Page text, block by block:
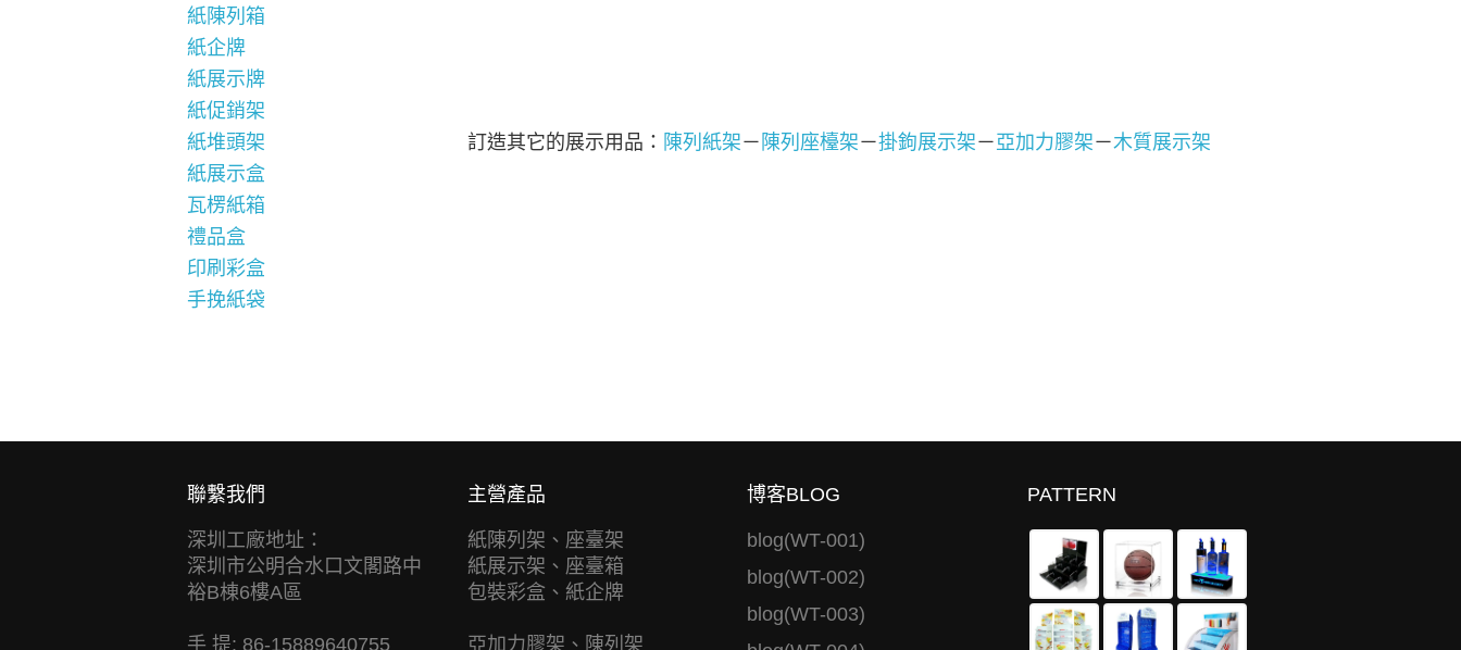
紙陳列箱
紙企牌
紙展示牌
紙促銷架
紙堆頭架
紙展示盒
瓦楞紙箱
禮品盒
印刷彩盒
手挽紙袋
訂造其它的展示用品： 陳列紙架－ 陳列座檯架－掛鉤展示架－亞加力膠架－木質展示架
聯繫我們
深圳工廠地址：
深圳市公明合水口文閣路中
裕B棟6樓A區
手 提: 86-15889640755
主營產品
紙陳列架、座臺架
紙展示架、座臺箱
包裝彩盒、紙企牌
亞加力膠架、陳列架
博客BLOG
blog(WT-001)
blog(WT-002)
blog(WT-003)
PATTERN